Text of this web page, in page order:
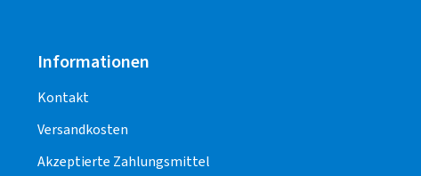
Informationen
Kontakt
Versandkosten
Akzeptierte Zahlungsmittel